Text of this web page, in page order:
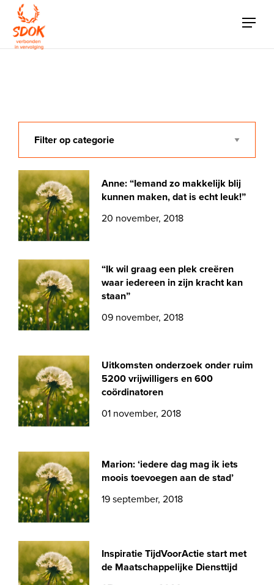
20 november, 2018
Anne: “Iemand zo makkelijk blij
kunnen maken, dat is echt leuk!”
09 november, 2018
“Ik wil graag een plek creëren
waar iedereen in zijn kracht kan
staan”
01 november, 2018
Uitkomsten onderzoek onder ruim
5200 vrijwilligers en 600
coördinatoren
19 september, 2018
Marion: ‘iedere dag mag ik iets
moois toevoegen aan de stad’
Inspiratie TijdVoorActie start met
de Maatschappelijke Diensttijd